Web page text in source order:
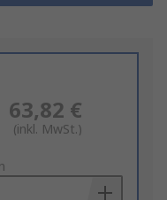
63,82 €
(inkl. MwSt.)